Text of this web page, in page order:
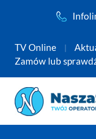
TV Online
Zamów lub